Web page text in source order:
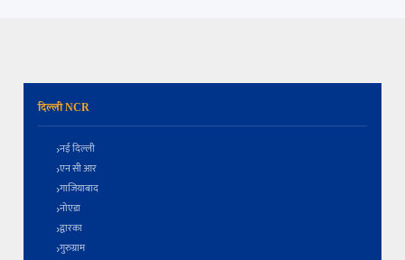
दिल्ली NCR
नई दिल्ली
एन सी आर
गाजियाबाद
नोएडा
द्वारका
गुरुग्राम